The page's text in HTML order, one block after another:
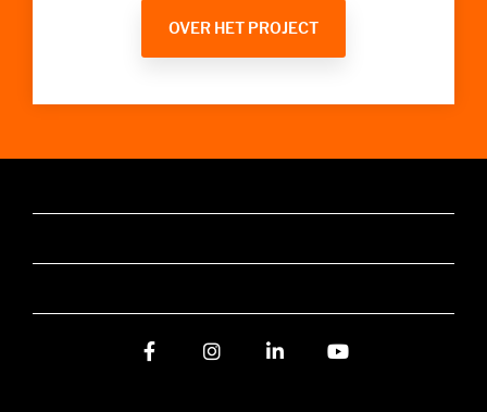
OVER HET PROJECT
FacebookInstagram
LinkedIn